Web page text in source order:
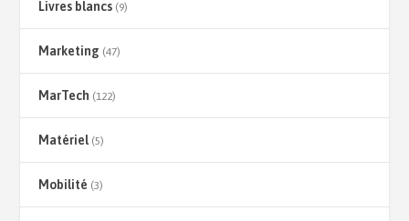
Livres blancs (9)
Marketing (47)
MarTech (122)
Matériel(5)
Mobilité (3)